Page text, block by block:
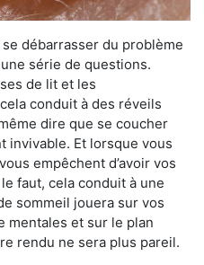
débarrasser du problème
série de questions.
de lit et les
conduit à des réveils
dire que se coucher
invivable. Et lorsque vous
empêchent d’avoir vos
faut, cela conduit à une
sommeil jouera sur vos
mentales et sur le plan
rendu ne sera plus pareil.